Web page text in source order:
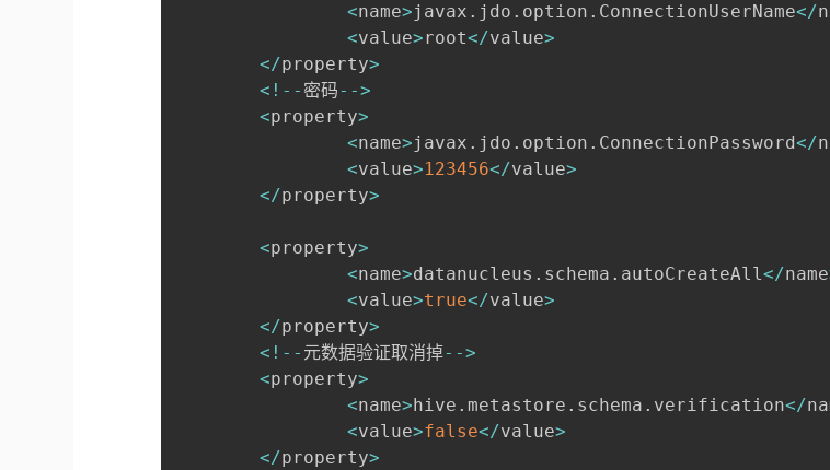
<name>javax . jdo . option . ConnectionUserName</
<value>root</value>
</property>
< ! -- 密码-->
<property>
<name>javax . jdo . option . ConnectionPassword</
<value>123456</value>
</property>
<property>
<name>datanucleus . schema . autoCreateAll</name
<value>true</value>
</property>
< ! -- 元数据验证取消掉-->
<property>
<name>hive . metastore . schema . verification</
<value>false</value>
</property>